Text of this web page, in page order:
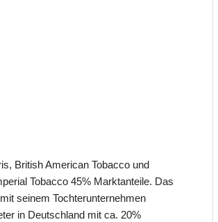
British American Tobacco und
Tobacco 45% Marktanteile. Das
seinem Tochterunternehmen
in Deutschland mit ca. 20%